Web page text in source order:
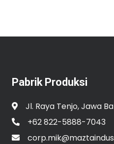
Pabrik Produksi
Jl. Raya Tenjo, Jawa
+62 822-5888-7043